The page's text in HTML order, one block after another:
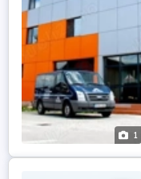
1